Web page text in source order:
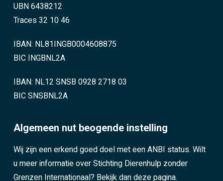
UBN 6438212
Traces 32 10 46
IBAN: NL81INGB0004608875
BIC INGBNL2A
IBAN: NL12 SNSB 0928 2718 03
BIC SNSBNL2A
Algemeen nut beogende instelling
Wij zijn een erkend goed doel met een ANBI status. Wilt
u meer informatie over Stichting Dierenhulp zonder
Grenzen Internationaal? Bekijk dan deze pagina.